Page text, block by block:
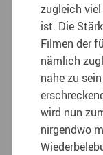
zugleich
ist. Die
Filmen der
nämlich
nahe zu
wird nun
nirgendwo